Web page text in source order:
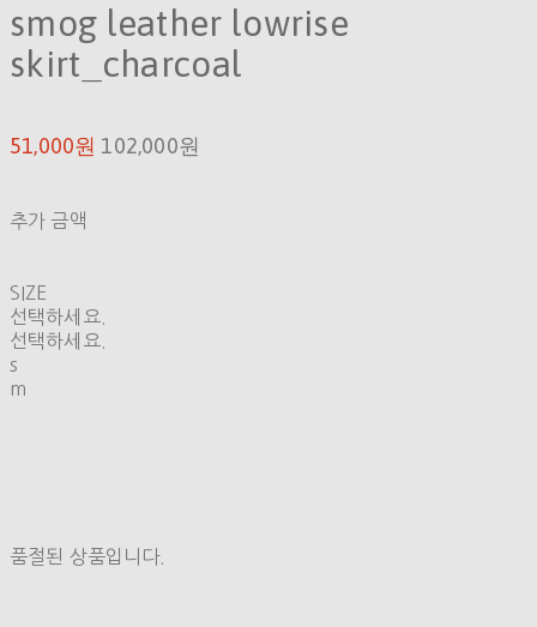
smog leather lowrise
skirt_charcoal
51,000원 102,000원
추가 금액
SIZE
선택하세요.
선택하세요.
s
m
품절된 상품입니다.